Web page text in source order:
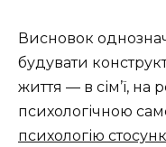
Висновок
будувати
життя — в сім’ї, на
психологічною
психологію